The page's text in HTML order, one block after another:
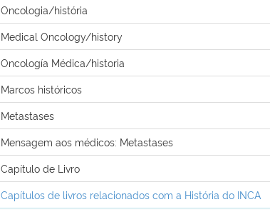
Oncologia/história
Medical Oncology/history
Oncología Médica/historia
Marcos históricos
Metastases
Mensagem aos médicos: Metastases
Capítulo de Livro
Capítulos de livros relacionados com a História do INCA